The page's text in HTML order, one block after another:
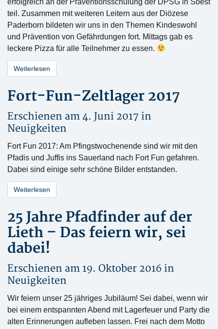
erfolgreich an der Präventionsschulung der DPSG in Soest
teil. Zusammen mit weiteren Leitern aus der Diözese
Paderborn bildeten wir uns in den Themen Kindeswohl
und Prävention von Gefährdungen fort. Mittags gab es
leckere Pizza für alle Teilnehmer zu essen.
Weiterlesen
Fort-Fun-Zeltlager 2017
Erschienen am 4. Juni 2017 in
Neuigkeiten
Fort Fun 2017: Am Pfingstwochenende sind wir mit den
Pfadis und Juffis ins Sauerland nach Fort Fun gefahren.
Dabei sind einige sehr schöne Bilder entstanden.
Weiterlesen
25 Jahre Pfadfinder auf der
Lieth – Das feiern wir, sei
dabei!
Erschienen am 19. Oktober 2016 in
Neuigkeiten
Wir feiern unser 25 jähriges Jubiläum! Sei dabei, wenn wir
bei einem entspannten Abend mit Lagerfeuer und Party die
alten Erinnerungen aufleben lassen. Frei nach dem Motto